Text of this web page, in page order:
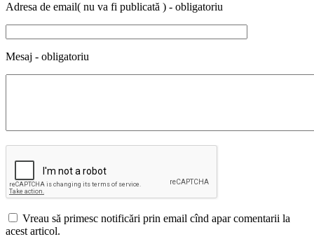
Adresa de email( nu va fi publicată ) - obligatoriu
Mesaj - obligatoriu
Vreau să primesc notificări prin email cînd apar comentarii la
acest articol.